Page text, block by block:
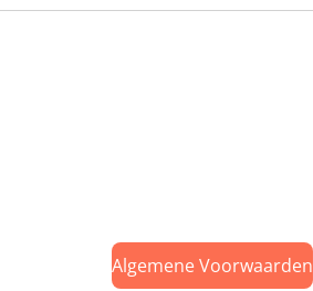
Algemene Voorwaarden